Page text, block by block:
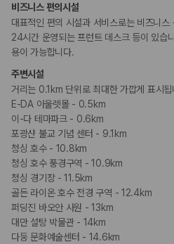
흡연 시설
금연 숙박 시설
비즈니스 편의시설
대표적인 편의 시설과 서비스로는 비즈니스
24시간 운영되는 프런트 데스크 등이 있습
용이 가능합니다.
주변시설
거리는 0.1km 단위로 최대한 가깝게 표시됩
E-DA 아울렛몰 - 0.5km
이-다 테마파크 - 0.6km
포광샨 불교 기념 센터 - 9.1km
청싱 호수 - 10.8km
청싱 호수 풍경구역 - 10.9km
청싱 경기장 - 11.5km
골든 라이온 호수 전경 구역 - 12.4km
퍼딩진 바오안 사원 - 13km
대만 설탕 박물관 - 14km
다둥 문화예술센터 - 14.6km